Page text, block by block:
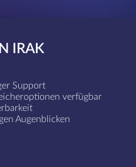
IRAK
Support
verfügbar
Augenblicken